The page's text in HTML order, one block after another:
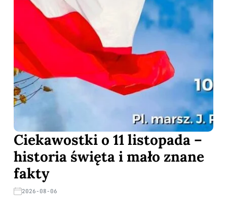
Ciekawostki o 11 listopada –
historia święta i mało znane
fakty
2026-08-06